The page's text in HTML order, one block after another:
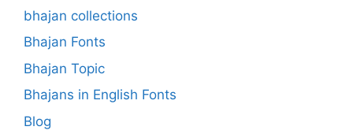
bhajan collections
Bhajan Fonts
Bhajan Topic
Bhajans in English Fonts
Blog